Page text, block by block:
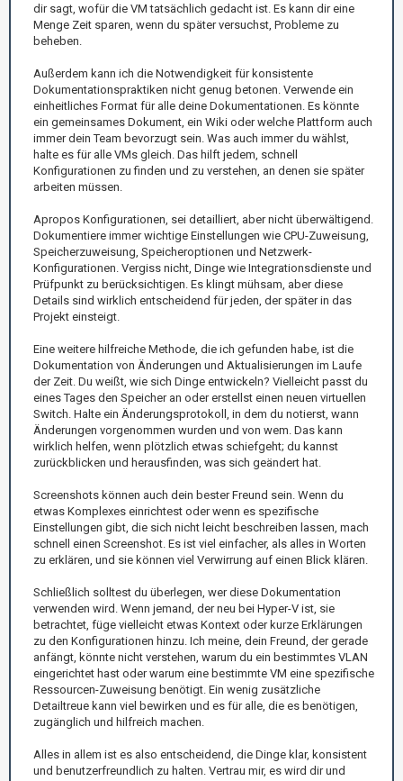
dir sagt, wofür die VM tatsächlich gedacht ist. Es kann dir eine
Menge Zeit sparen, wenn du später versuchst, Probleme zu
beheben.
Außerdem kann ich die Notwendigkeit für konsistente
Dokumentationspraktiken nicht genug betonen. Verwende ein
einheitliches Format für alle deine Dokumentationen. Es könnte
ein gemeinsames Dokument, ein Wiki oder welche Plattform auch
immer dein Team bevorzugt sein. Was auch immer du wählst,
halte es für alle VMs gleich. Das hilft jedem, schnell
Konfigurationen zu finden und zu verstehen, an denen sie später
arbeiten müssen.
Apropos Konfigurationen, sei detailliert, aber nicht überwältigend.
Dokumentiere immer wichtige Einstellungen wie CPU-Zuweisung,
Speicherzuweisung, Speicheroptionen und Netzwerk-
Konfigurationen. Vergiss nicht, Dinge wie Integrationsdienste und
Prüfpunkt zu berücksichtigen. Es klingt mühsam, aber diese
Details sind wirklich entscheidend für jeden, der später in das
Projekt einsteigt.
Eine weitere hilfreiche Methode, die ich gefunden habe, ist die
Dokumentation von Änderungen und Aktualisierungen im Laufe
der Zeit. Du weißt, wie sich Dinge entwickeln? Vielleicht passt du
eines Tages den Speicher an oder erstellst einen neuen virtuellen
Switch. Halte ein Änderungsprotokoll, in dem du notierst, wann
Änderungen vorgenommen wurden und von wem. Das kann
wirklich helfen, wenn plötzlich etwas schiefgeht; du kannst
zurückblicken und herausfinden, was sich geändert hat.
Screenshots können auch dein bester Freund sein. Wenn du
etwas Komplexes einrichtest oder wenn es spezifische
Einstellungen gibt, die sich nicht leicht beschreiben lassen, mach
schnell einen Screenshot. Es ist viel einfacher, als alles in Worten
zu erklären, und sie können viel Verwirrung auf einen Blick klären.
Schließlich solltest du überlegen, wer diese Dokumentation
verwenden wird. Wenn jemand, der neu bei Hyper-V ist, sie
betrachtet, füge vielleicht etwas Kontext oder kurze Erklärungen
zu den Konfigurationen hinzu. Ich meine, dein Freund, der gerade
anfängt, könnte nicht verstehen, warum du ein bestimmtes VLAN
eingerichtet hast oder warum eine bestimmte VM eine spezifische
Ressourcen-Zuweisung benötigt. Ein wenig zusätzliche
Detailtreue kann viel bewirken und es für alle, die es benötigen,
zugänglich und hilfreich machen.
Alles in allem ist es also entscheidend, die Dinge klar, konsistent
und benutzerfreundlich zu halten. Vertrau mir, es wird dir und